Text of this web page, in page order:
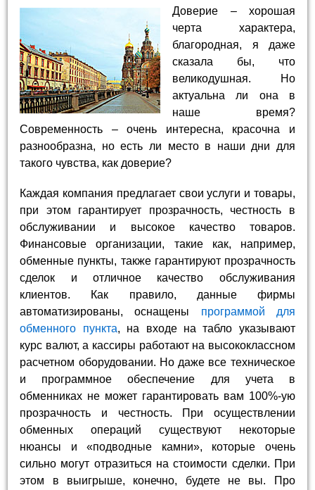
Доверие – хорошая
черта характера,
благородная, я даже
сказала бы, что
великодушная. Но
актуальна ли она в
наше время?
Современность – очень интересна, красочна и
разнообразна, но есть ли место в наши дни для
такого чувства, как доверие?
Каждая компания предлагает свои услуги и товары,
при этом гарантирует прозрачность, честность в
обслуживании и высокое качество товаров.
Финансовые организации, такие как, например,
обменные пункты, также гарантируют прозрачность
сделок и отличное качество обслуживания
клиентов. Как правило, данные фирмы
автоматизированы, оснащены программой для
обменного пункта, на входе на табло указывают
курс валют, а кассиры работают на высококлассном
расчетном оборудовании. Но даже все техническое
и программное обеспечение для учета в
обменниках не может гарантировать вам 100%-ую
прозрачность и честность. При осуществлении
обменных операций существуют некоторые
нюансы и «подводные камни», которые очень
сильно могут отразиться на стоимости сделки. При
этом в выигрыше, конечно, будете не вы. Про